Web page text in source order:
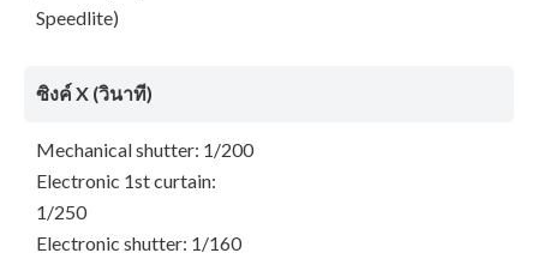
Speedlite)
ซิงค์ X (วินาที)
Mechanical shutter: 1/200
Electronic 1st curtain:
1/250
Electronic shutter: 1/160